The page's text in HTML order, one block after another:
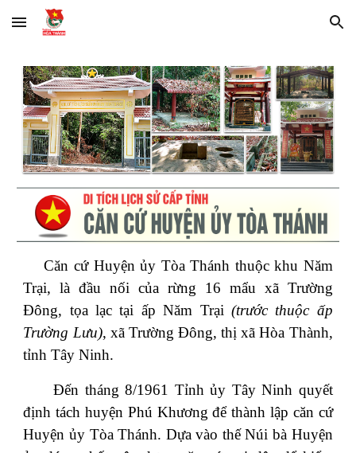
Skip to main content Skip to navigation
Căn cứ Huyện ủy Tòa Thánh thuộc khu Năm
Trại, là đầu nối của rừng 16 mẩu xã Trường
Đông, tọa lạc tại ấp Năm Trại (trước thuộc ấp
Trường Lưu), xã Trường Đông, thị xã Hòa Thành,
tỉnh Tây Ninh.
Đến tháng 8/1961 Tỉnh ủy Tây Ninh quyết
định tách huyện Phú Khương để thành lập căn cứ
Huyện ủy Tòa Thánh. Dựa vào thế Núi bà Huyện